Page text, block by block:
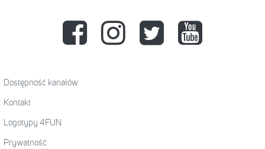
Dostępność kanałów
Kontakt
Logotypy 4FUN
Prywatność